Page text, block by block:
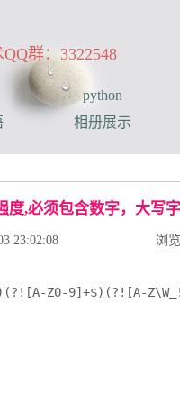
群：3322548
python
相册展示
度,必须包含数字，大写
23:02:08 浏